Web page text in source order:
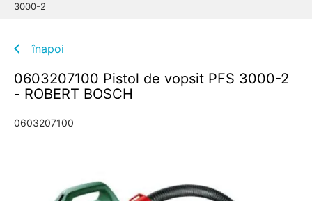
3000-2
înapoi
0603207100 Pistol de vopsit PFS 3000-2
- ROBERT BOSCH
0603207100